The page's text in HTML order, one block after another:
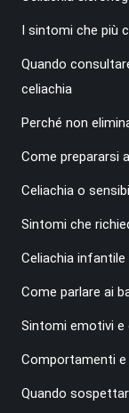
I sintomi che più
Quando
celiachia
Perché non
Come prepararsi
Celiachia o
Sintomi che
Celiachia
Come parlare ai
Sintomi emotivi
Comportamenti
Quando